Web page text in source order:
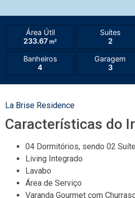
Área Útil
233.67 m²
Suítes
2
Banheiros
4
Garagem
3
La Brise Residence
Características do
04 Dormitórios, sendo 02
Living Integrado
Lavabo
Área de Serviço
Varanda Gourmet com